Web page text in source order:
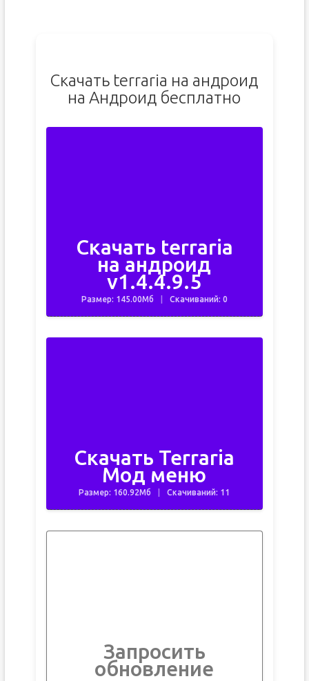
Скачать terraria на андроид
на Андроид бесплатно
Скачать terraria
на андроид
v1.4.4.9.5
Размер: 145.00Мб Скачиваний: 0
Скачать Terraria
Мод меню
Размер: 160.92Мб Скачиваний: 11
Запросить
обновление